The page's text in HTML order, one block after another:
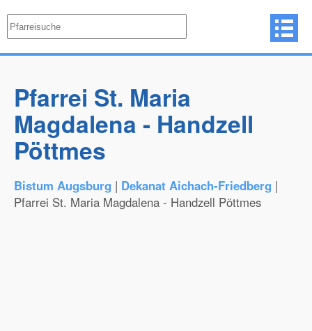
Pfarrei St. Maria
Magdalena - Handzell
Pöttmes
Bistum Augsburg | Dekanat Aichach-Friedberg |
Pfarrei St. Maria Magdalena - Handzell Pöttmes